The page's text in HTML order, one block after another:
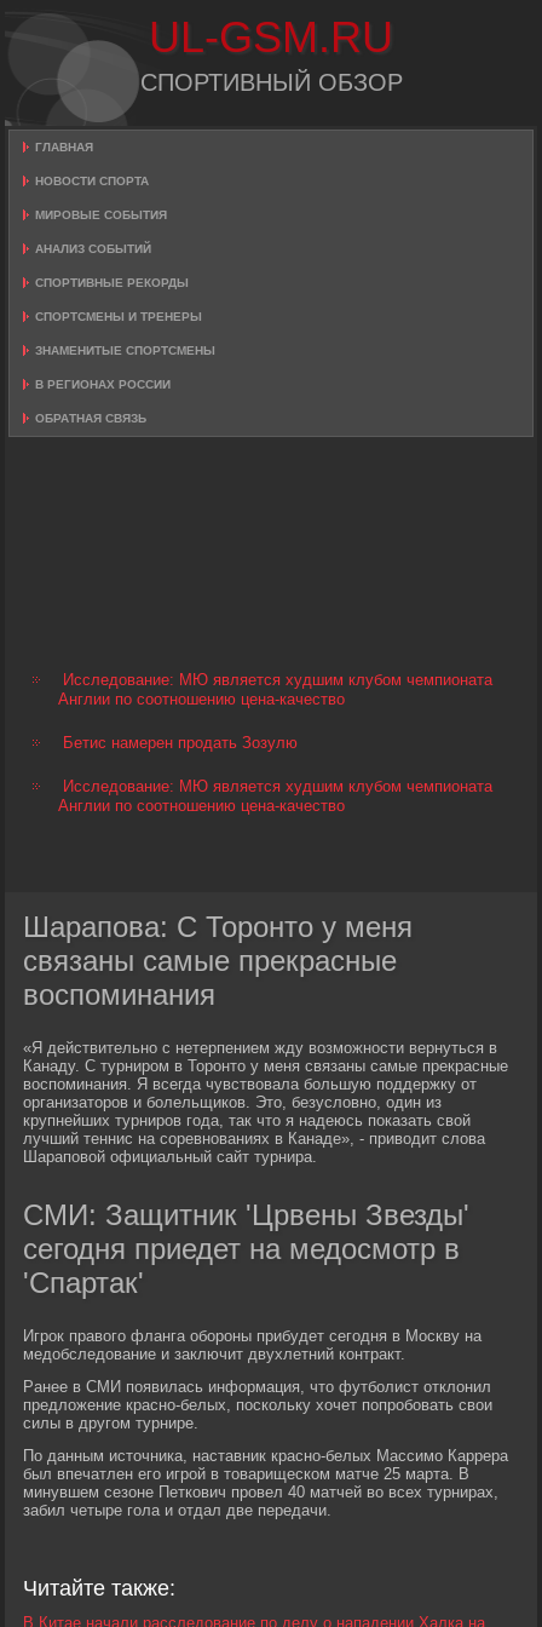
UL-GSM.RU
СПОРТИВНЫЙ ОБЗОР
ГЛАВНАЯ
НОВОСТИ СПОРТА
МИРОВЫЕ СОБЫТИЯ
АНАЛИЗ СОБЫТИЙ
СПОРТИВНЫЕ РЕКОРДЫ
СПОРТСМЕНЫ И ТРЕНЕРЫ
ЗНАМЕНИТЫЕ СПОРТСМЕНЫ
В РЕГИОНАХ РОССИИ
ОБРАТНАЯ СВЯЗЬ
Исследование: МЮ является худшим клубом чемпионата
Англии по соотношению цена-качество
Бетис намерен продать Зозулю
Исследование: МЮ является худшим клубом чемпионата
Англии по соотношению цена-качество
Шарапова: С Торонто у меня
связаны самые прекрасные
воспоминания
«Я действительно с нетерпением жду возможности вернуться в
Канаду. С турниром в Торонто у меня связаны самые прекрасные
воспоминания. Я всегда чувствовала большую поддержку от
организаторов и болельщиков. Это, безусловно, один из
крупнейших турниров года, так что я надеюсь показать свой
лучший теннис на соревнованиях в Канаде», - приводит слова
Шараповой официальный сайт турнира.
СМИ: Защитник 'Црвены Звезды'
сегодня приедет на медосмотр в
'Спартак'
Игрок правого фланга обороны прибудет сегодня в Москву на
медобследование и заключит двухлетний контракт.
Ранее в СМИ появилась информация, что футболист отклонил
предложение красно-белых, поскольку хочет попробовать свои
силы в другом турнире.
По данным источника, наставник красно-белых Массимо Каррера
был впечатлен его игрой в товарищеском матче 25 марта. В
минувшем сезоне Петкович провел 40 матчей во всех турнирах,
забил четыре гола и отдал две передачи.
Читайте также:
В Китае начали расследование по делу о нападении Халка на